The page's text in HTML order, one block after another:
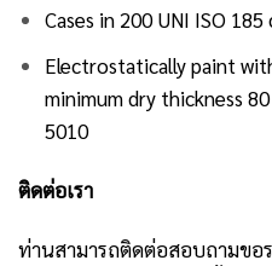
Cases in 200 UNI ISO
Electrostatically paint
minimum dry thickness
5010
ติดต่อเรา
ท่านสามารถติดต่อสอบถามขอ